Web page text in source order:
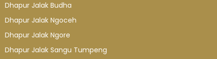
Dhapur Jalak Budha
Dhapur Jalak Ngoceh
Dhapur Jalak Ngore
Dhapur Jalak Sangu Tumpeng